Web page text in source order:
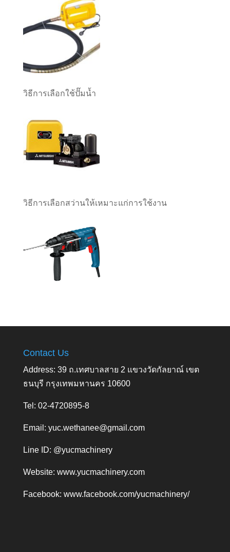
วิธีการเลือกใช้ปั๊มน้ำ
วิธีการเลือกสว่านให้เหมาะแก่การใช้งาน
Contact Us
Address: 39 ถ.เทศบาลสาย 2 แขวงวัดกัลยาณ์ เขต
ธนบุรี กรุงเทพมหานคร 10600
Tel: 02-4720895-8
Email: yuc.wethanee@gmail.com
Line ID: @yucmachinery
Website: www.yucmachinery.com
Facebook: www.facebook.com/yucmachinery/